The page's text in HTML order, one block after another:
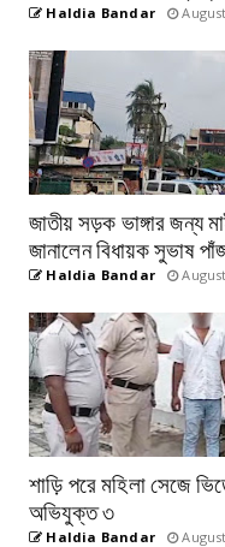
Haldia Bandar
জাতীয় সড়ক ভাঙ্গার জন্য
জানালেন বিধায়ক সুভাষ
Haldia Bandar
শাড়ি পরে মহিলা সেজে
অভিযুক্ত ৩
Haldia Bandar